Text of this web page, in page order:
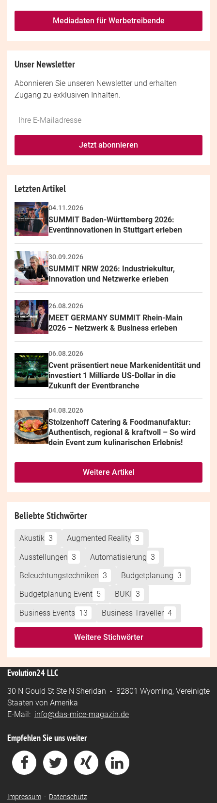
Mediadaten für Werbetreibende
Unser Newsletter
Abonnieren Sie unseren Newsletter und erhalten
Zugang zu exklusiven Inhalten.
Do
fill
*Ihre
Mailadresse:
Jetzt abonnieren
Letzten Artikel
04.11.2026
SUMMIT Baden-Württemberg 2026:
Eventinnovationen in Stuttgart erleben
30.09.2026
SUMMIT NRW 2026: Industriekultur,
Innovation und Netzwerke erleben
26.08.2026
MEET GERMANY SUMMIT Rhein-Main
2026 – Netzwerk & Business erleben
06.08.2026
Cvent präsentiert neue Markenidentität und
investiert 1 Milliarde US-Dollar in die
Zukunft der Eventbranche
04.08.2026
Stolzenhoff Catering & Foodmanufaktur:
Authentisch, regional & kraftvoll – So wird
dein Event zum kulinarischen Erlebnis!
Weitere Artikel
Beliebte Stichwörter
Akustik 3 Augmented Reality 3
Ausstellungen 3 Automatisierung 3
Beleuchtungstechniken 3 Budgetplanung 3
Budgetplanung Event 5 BUKI 3
Business Events 13 Business Traveller 4
Weitere Stichwörter
Evolution24 LLC
30 N Gould St Ste N Sheridan - 82801 Wyoming, Vereinigte
Staaten von Amerika
E-Mail: info@das-mice-magazin.de
Empfehlen Sie uns weiter
Impressum - Datenschutz